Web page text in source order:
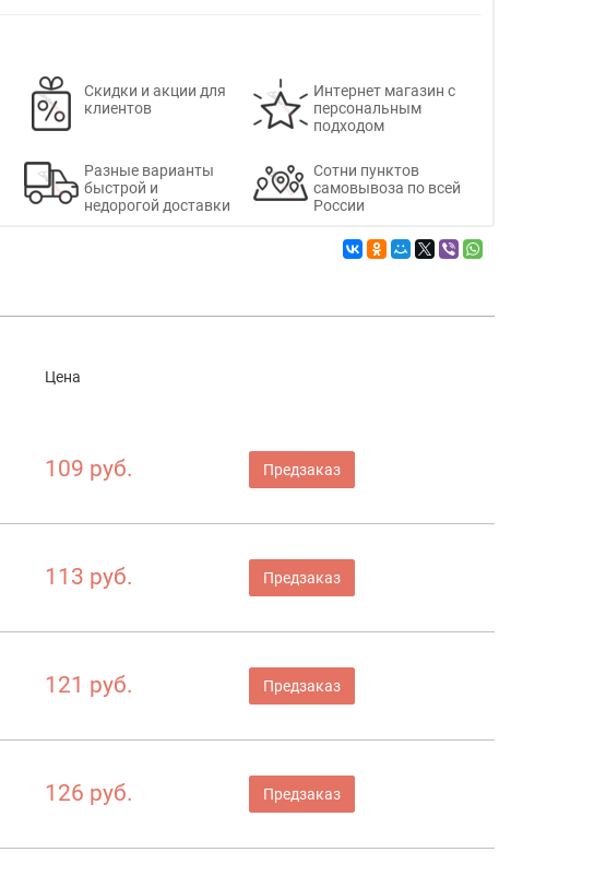
Скидки и акции для
клиентов
Интернет магазин с
персональным
подходом
Разные варианты
быстрой и
недорогой доставки
Сотни пунктов
самовывоза по всей
России
Цена
109 руб. Предзаказ
113 руб. Предзаказ
121 руб. Предзаказ
126 руб. Предзаказ